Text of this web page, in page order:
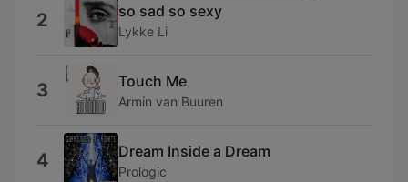
2 so sad so sexy
Lykke Li
3 Touch Me
Armin van Buuren
4 Dream Inside a Dream
Prologic